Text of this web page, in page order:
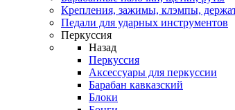
Крепления, зажимы, клэмпы,
Педали для ударных инструментов
Перкуссия
Назад
Перкуссия
Аксессуары для перкуссии
Барабан кавказский
Блоки